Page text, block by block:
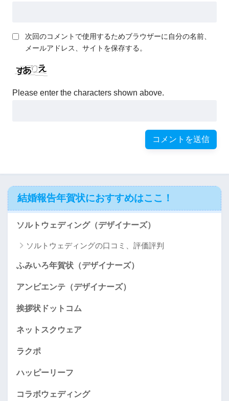
次回のコメントで使用するためブラウザーに自分の名前、
メールアドレス、サイトを保存する。
Please enter the characters shown above.
結婚報告年賀状におすすめはここ！
ソルトウェディング（デザイナーズ）
ソルトウェディングの口コミ、評価評判
ふみいろ年賀状（デザイナーズ）
アンビエンテ（デザイナーズ）
挨拶状ドットコム
ネットスクウェア
ラクポ
ハッピーリーフ
コラボウェディング